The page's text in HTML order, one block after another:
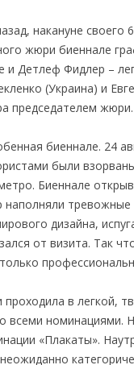
накануне
жюри биеннале
и Детлеф Фидлер –
(Украина) и
председателем жюри.
биеннале. 24
были
Биеннале
наполняли
дизайна,
от визита. Так
в легкой,
всеми номинациями.
«Плакаты».